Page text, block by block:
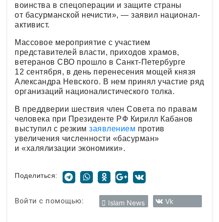
воинства в спецоперации и защите страны
от басурманской нечисти», — заявил национал-
активист.
Массовое мероприятие с участием
представителей власти, приходов храмов,
ветеранов СВО прошло в Санкт-Петербурге
12 сентября, в день перенесения мощей князя
Александра Невского. В нем принял участие ряд
организаций националистического толка.
В преддверии шествия член Совета по правам
человека при Президенте РФ Кирилл Кабанов
выступил с резким заявлением против
увеличения численности «басурман»
и «халялизации экономики».
Поделиться:
Войти с помощью: Islam News Vk